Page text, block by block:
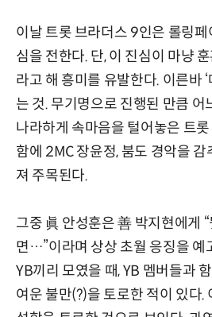
이날 트롯 브라더스 9인은 롤링
심을 전한다. 단, 이 진심이 마냥
라고 해 흥미를 유발한다. 이른바
는 것. 무기명으로 진행된 만큼 어
나라하게 속마음을 털어놓은 트
함에 2MC 장윤정, 붐도 경악을 감
져 주목된다.
그중 眞 안성훈은 善 박지현에게
면…”이라며 상상 초월 응징을 예
YB끼리 모였을 때, YB 멤버들과
여운 불만(?)을 토로한 적이 있다.